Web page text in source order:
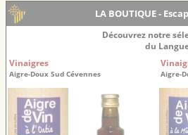
LA BOUTIQUE -
Découvrez notre
du
Vinaigres
Aigre-Doux Sud Cévennes Aigre-